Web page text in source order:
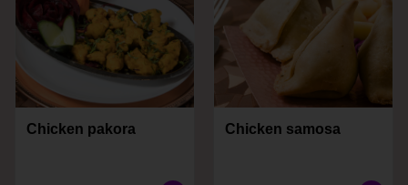
Chicken pakora Chicken samosa